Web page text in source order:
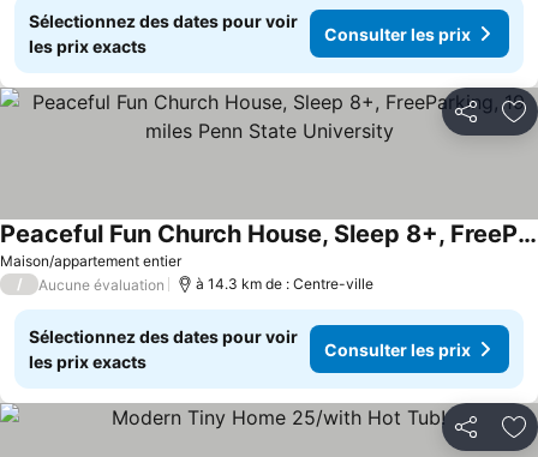
Sélectionnez des dates pour voir
les prix exacts
Consulter les prix
Partager
Maison/appartement entier
Peaceful Fun Church House, Sleep 8+, FreeParking, 19 miles Penn State University
Consulter les prix
/ Aucune évaluation à 14.3 km de : Centre-ville
Sélectionnez des dates pour voir
les prix exacts
Consulter les prix
Partager